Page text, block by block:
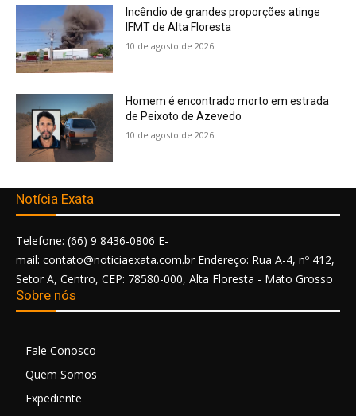
Incêndio de grandes proporções atinge
IFMT de Alta Floresta
10 de agosto de 2026
Homem é encontrado morto em estrada
de Peixoto de Azevedo
10 de agosto de 2026
Notícia Exata
Telefone: (66) 9 8436-0806 E-
mail: contato@noticiaexata.com.br Endereço: Rua A-4, nº 412,
Setor A, Centro, CEP: 78580-000, Alta Floresta - Mato Grosso
Sobre nós
Fale Conosco
Quem Somos
Expediente